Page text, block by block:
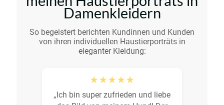
Damenkleidern
So begeistert berichten Kundinnen und Kunden
von ihren individuellen Haustierporträts in
eleganter Kleidung:
★★★★★
„Ich bin super zufrieden und liebe